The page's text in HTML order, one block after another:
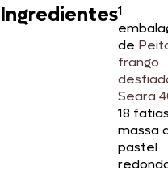
Ingredientes1
de
frango
Seara
18
massa
pastel